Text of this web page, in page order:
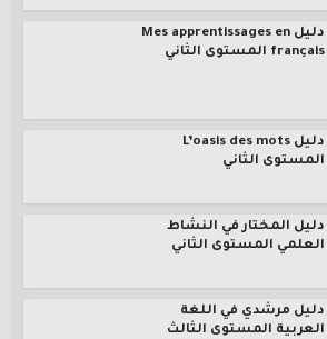
دليل Mes apprentissages en
français المستوى الثاني
دليل L’oasis des mots
المستوى الثاني
دليل المختار في النشاط
العلمي المستوى الثاني
دليل مرشدي في اللغة
العربية المستوى الثالث